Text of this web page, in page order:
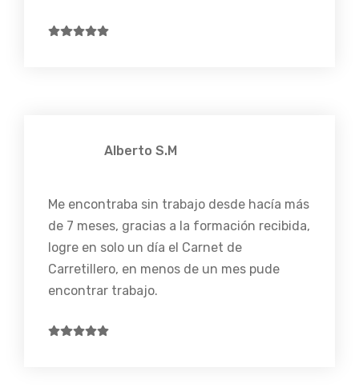
Alberto S.M
Me encontraba sin trabajo desde hacía más
de 7 meses, gracias a la formación recibida,
logre en solo un día el Carnet de
Carretillero, en menos de un mes pude
encontrar trabajo.